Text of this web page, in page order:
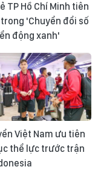
TP Hồ Chí Minh tiên
'Chuyển đổi số
động xanh'
Việt Nam ưu tiên
thể lực trước trận